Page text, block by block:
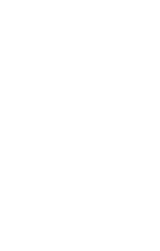
Jakubik, Rafał Prabucki -